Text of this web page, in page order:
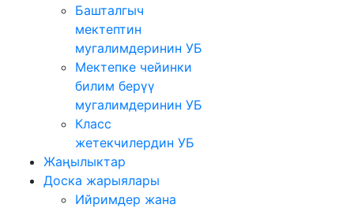
Башталгыч
мектептин
мугалимдеринин УБ
Мектепке чейинки
билим берүү
мугалимдеринин УБ
Класс
жетекчилердин УБ
Жаңылыктар
Доска жарыялары
Ийримдер жана